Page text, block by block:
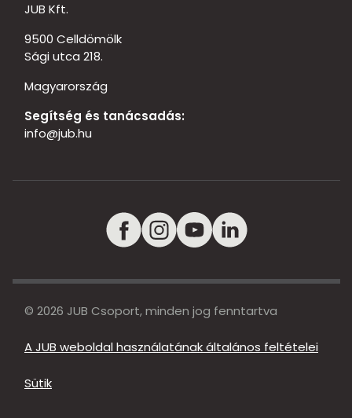
JUB Kft.
9500 Celldömölk
Sági utca 218.
Magyarország
Segítség és tanácsadás:
info@jub.hu
© 2026 JUB Csoport, minden jog fenntartva
A JUB weboldal használatának általános feltételei
Sütik